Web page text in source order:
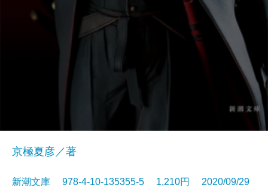
京極夏彦／著
新潮文庫 978-4-10-135355-5 1,210円 2020/09/29